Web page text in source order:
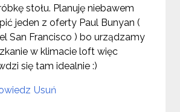
stołu. Planuję niebawem
jeden z oferty Paul Bunyan (
San Francisco ) bo urządzamy
w klimacie loft więc
się tam idealnie :)
Usuń